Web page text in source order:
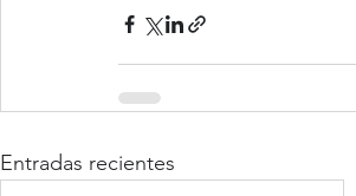
Entradas recientes